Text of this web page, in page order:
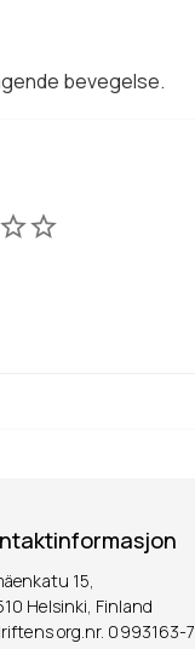
bevegelse.
15,
Helsinki, Finland
org.nr. 0993163-7